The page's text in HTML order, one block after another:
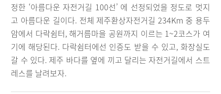
정한 ‘아름다운 자전거길 100선’ 에 선정되었을 정도로 멋지
고 아름다운 길이다. 전체 제주환상자전거길 234Km 중 용두
암에서 다락쉼터, 해거름마을 공원까지 이르는 1~2코스가 여
기에 해당된다. 다락쉼터에선 인증도 받을 수 있고, 화장실도
갈 수 있다. 제주 바다를 옆에 끼고 달리는 자전거길에서 스트
레스를 날려보자.